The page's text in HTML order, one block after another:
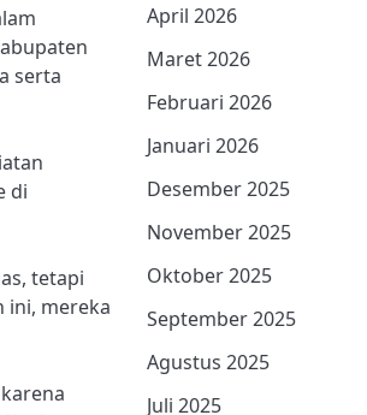
serta
di
tetapi
ini, mereka
April 2026
Maret 2026
Februari 2026
Januari 2026
Desember 2025
November 2025
Oktober 2025
September 2025
Agustus 2025
Juli 2025